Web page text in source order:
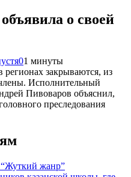
о своей
01 минуты
закрываются, из
Исполнительный
Пивоваров объяснил,
преследования
жанр”